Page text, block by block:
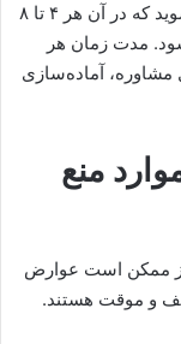
مرحله نگهداری (Maintenance Phase) می‌شوید که در آن هر ۴ تا ۸
مدت زمان هر
است و شامل مشاوره، آماده‌سازی
منع
ممکن است عوارض
و موقت هستند.